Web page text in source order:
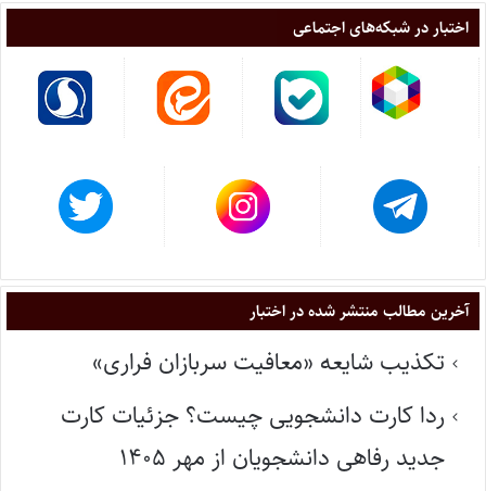
اختبار در شبکه‌های اجتماعی
آخرین مطالب منتشر شده در اختبار
تکذیب شایعه «معافیت سربازان فراری»
ردا کارت دانشجویی چیست؟ جزئیات کارت
جدید رفاهی دانشجویان از مهر ۱۴۰۵